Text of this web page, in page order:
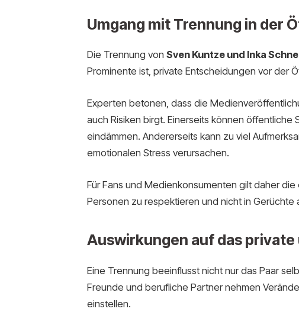
Umgang mit Trennung in der
Die Trennung von Sven Kuntze und Inka
Prominente ist, private Entscheidungen vor der
Experten betonen, dass die
auch Risiken birgt. Einerseits können
eindämmen. Andererseits kann zu viel
emotionalen Stress verursachen.
Für Fans und Medienkonsumenten gilt daher
Personen zu respektieren und nicht in Gerüchte
Auswirkungen auf das
Eine Trennung beeinflusst nicht nur das Paar
Freunde und berufliche Partner nehmen
einstellen.